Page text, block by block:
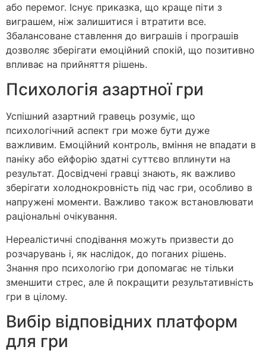
або перемог. Існує приказка, що краще піти з
виграшем, ніж залишитися і втратити все.
Збалансоване ставлення до виграшів і програшів
дозволяє зберігати емоційний спокій, що позитивно
впливає на прийняття рішень.
Психологія азартної гри
Успішний азартний гравець розуміє, що
психологічний аспект гри може бути дуже
важливим. Емоційний контроль, вміння не впадати в
паніку або ейфорію здатні суттєво вплинути на
результат. Досвідчені гравці знають, як важливо
зберігати холоднокровність під час гри, особливо в
напружені моменти. Важливо також встановлювати
раціональні очікування.
Нереалістичні сподівання можуть призвести до
розчарувань і, як наслідок, до поганих рішень.
Знання про психологію гри допомагає не тільки
зменшити стрес, але й покращити результативність
гри в цілому.
Вибір відповідних платформ
для гри